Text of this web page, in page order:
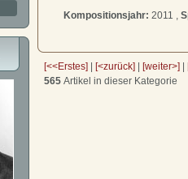
Kompositionsjahr: 2011 ,
[<<Erstes] [<zurück] [weiter>]
565 Artikel in dieser Kategorie